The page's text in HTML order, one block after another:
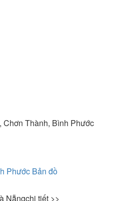
Chơn Thành, Bình Phước
Phước Bản đồ
Nẵngchi tiết >>